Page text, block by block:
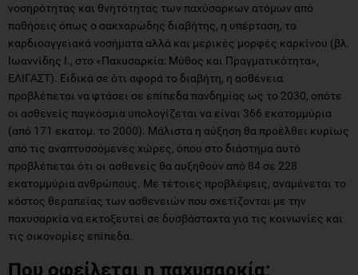
νοσηρότητας και θνητότητας των παχύσαρκων ατόμων από
παθήσεις όπως ο σακχαρώδης διαβήτης, η υπέρταση, τα
καρδιοαγγειακά νοσήματα αλλά και μερικές μορφές καρκίνου (βλ.
Ιωαννίδης Ι., στο «Παχυσαρκία: Μύθος και Πραγματικότητα»,
ΕΛΙΓΑΣΤ). Ειδικά σε ότι αφορά το διαβήτη, η ασθένεια
προβλέπεται να φτάσει σε επίπεδα πανδημίας ως το 2030, οπότε
οι ασθενείς παγκόσμια υπολογίζεται να είναι 366 εκατομμύρια
(από 171 εκατομ. το 2000). Μάλιστα η αύξηση θα προέλθει κυρίως
από τις αναπτυσσόμενες χώρες, όπου στο διάστημα αυτό
προβλέπεται ότι οι ασθενείς θα αυξηθούν από 84 σε 228
εκατομμύρια ανθρώπους. Με τέτοιες προβλέψεις, αναμένεται το
κόστος θεραπείας των ασθενειών που σχετίζονται με την
παχυσαρκία να εκτοξευτεί σε δυσβάσταχτα για τις κοινωνίες και
τις οικονομίες επίπεδα.
Που οφείλεται η παχυσαρκία;